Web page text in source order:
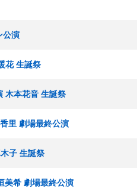
公演
花 生誕祭
木本花音 生誕祭
里 劇場最終公演
子 生誕祭
美希 劇場最終公演